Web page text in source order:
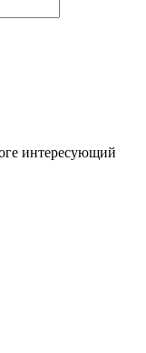
интересующий